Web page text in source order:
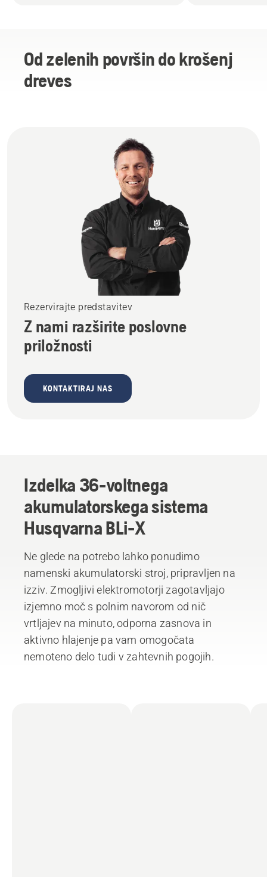
Od zelenih površin do krošenj
dreves
Rezervirajte predstavitev
Z nami razširite poslovne
priložnosti
KONTAKTIRAJ NAS
Izdelka 36-voltnega
akumulatorskega sistema
Husqvarna BLi-X
Ne glede na potrebo lahko ponudimo
namenski akumulatorski stroj, pripravljen na
izziv. Zmogljivi elektromotorji zagotavljajo
izjemno moč s polnim navorom od nič
vrtljajev na minuto, odporna zasnova in
aktivno hlajenje pa vam omogočata
nemoteno delo tudi v zahtevnih pogojih.